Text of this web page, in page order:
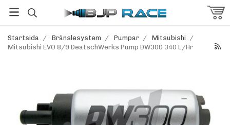
Startsida / Bränslesystem / Pumpar / Mitsubishi /
Mitsubishi EVO 8/9 DeatschWerks Pump DW300 340 L/Hr